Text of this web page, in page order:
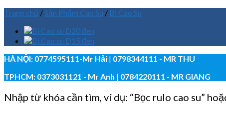
Trang chủ /Sản Phẩm Cao Su / Bi Cao Su
HÀ NỘI: 0774595111-Mr Hải | 0798344111 - MR THU
TPHCM: 0373031121 - Mr Anh | 0784220111 - MR GIANG
Nhập từ khóa cần tìm, ví dụ: “Bọc rulo cao su”